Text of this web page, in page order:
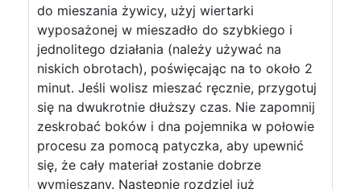
do mieszania żywicy, użyj wiertarki
wyposażonej w mieszadło do szybkiego i
jednolitego działania (należy używać na
niskich obrotach), poświęcając na to około 2
minut. Jeśli wolisz mieszać ręcznie, przygotuj
się na dwukrotnie dłuższy czas. Nie zapomnij
zeskrobać boków i dna pojemnika w połowie
procesu za pomocą patyczka, aby upewnić
się, że cały materiał zostanie dobrze
wymieszany. Następnie rozdziel już